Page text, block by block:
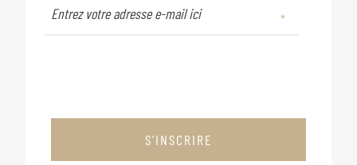
S'INSCRIRE